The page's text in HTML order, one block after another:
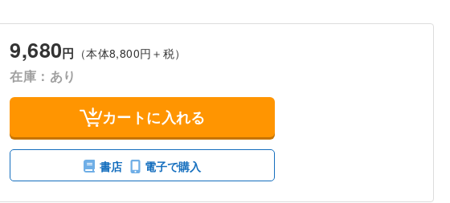
9,680円 （本体8,800円＋税）
在庫：あり
カートに入れる
書店 電子で購入